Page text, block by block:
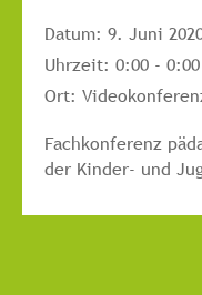
Datum: 9. Juni
Uhrzeit: 0:00 - 0:00
Ort:
Fachkonferenz
der Kinder- und